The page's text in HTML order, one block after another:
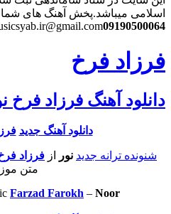
اسلامی میباشد.پخش آهنگ های شما
09190500064
فرزاد فرخ
دانلود آهنگ فرزاد فرخ
دانلود آهنگ جديد
شنونده ترانه جدید نور از فرزاد
متن
Farzad Farokh – Noor